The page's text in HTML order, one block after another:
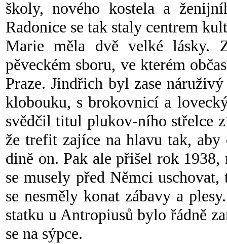
školy, nového kostela a
Radonice se tak staly centrem
Marie měla dvě velké
pěveckém sboru, ve kterém
Praze. Jindřich byl zase
klobouku, s brokovnicí a
svědčil titul plukov-ního střelce
že trefit zajíce na hlavu tak,
dině on. Pak ale přišel rok
se musely před Němci
se nesměly konat zábavy a
statku u Antropiusů bylo řádně
se na sýpce.